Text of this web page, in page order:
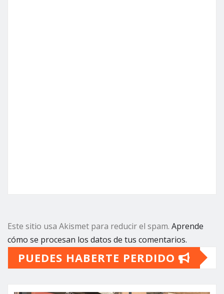
Este sitio usa Akismet para reducir el spam. Aprende
cómo se procesan los datos de tus comentarios.
PUEDES HABERTE PERDIDO